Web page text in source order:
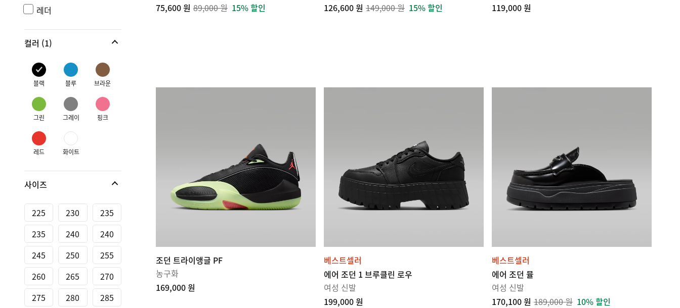
레더
컬러 (1)
블랙 블루 브라운
그린 그레이 핑크
레드 화이트
사이즈
225 230
235
235
240
240
245
250
255
260
265
270
275
280
285
75,600 원 89,000 원 15% 할인
126,600 원 149,000 원 15% 할인
119,000 원
조던 트라이앵글 PF
농구화
169,000 원
베스트셀러
에어 조던 1 브루클린 로우
여성 신발
199,000 원
베스트셀러
에어 조던 뮬
여성 신발
170,100 원 189,000 원 10% 할인